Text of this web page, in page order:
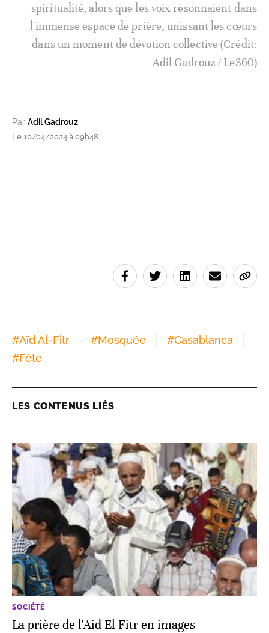
spiritualité, alors que les voix résonnaient dans
l'immense espace de prière, unissant les cœurs
dans un moment de dévotion collective (Crédit:
Adil Gadrouz / Le360)
Par Adil Gadrouz
Le 10/04/2024 à 09h48
#Aïd Al-Fitr #Mosquée #Casablanca
#Fête
LES CONTENUS LIÉS
SOCIÉTÉ
La prière de l'Aid El Fitr en images